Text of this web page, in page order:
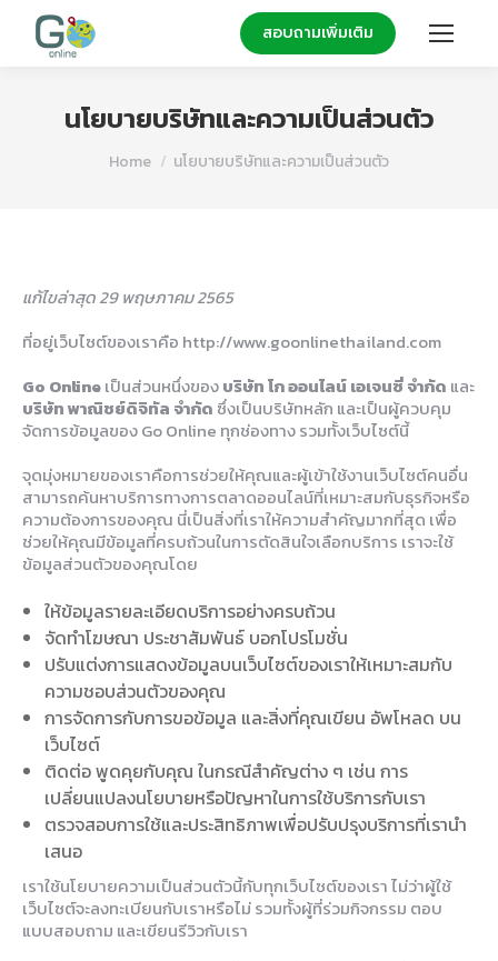
สอบถามเพิ่มเติม
นโยบายบริษัทและความเป็นส่วนตัว
You are here:
Home นโยบายบริษัทและความเป็นส่วนตัว
แก้ไขล่าสุด 29 พฤษภาคม 2565
ที่อยู่เว็บไซต์ของเราคือ http://www.goonlinethailand.com
Go Onlineเป็นส่วนหนึ่งของบริษัท โก ออนไลน์ เอเจนซี่จำกัด และ
บริษัท พาณิชย์ดิจิทัล จำกัด ซึ่งเป็นบริษัทหลัก และเป็นผู้ควบคุม
จัดการข้อมูลของ Go Online ทุกช่องทาง รวมทั้งเว็บไซต์นี้
จุดมุ่งหมายของเราคือการช่วยให้คุณและผู้เข้าใช้งานเว็บไซต์คนอื่น
สามารถค้นหาบริการทางการตลาดออนไลน์ที่เหมาะสมกับธุรกิจหรือ
ความต้องการของคุณ นี่เป็นสิ่งที่เราให้ความสำคัญมากที่สุด เพื่อ
ช่วยให้คุณมีข้อมูลที่ครบถ้วนในการตัดสินใจเลือกบริการ เราจะใช้
ข้อมูลส่วนตัวของคุณโดย
ให้ข้อมูลรายละเอียดบริการอย่างครบถ้วน
จัดทำโฆษณา ประชาสัมพันธ์ บอกโปรโมชั่น
ปรับแต่งการแสดงข้อมูลบนเว็บไซต์ของเราให้เหมาะสมกับ
ความชอบส่วนตัวของคุณ
การจัดการกับการขอข้อมูล และสิ่งที่คุณเขียน อัพโหลด บน
เว็บไซต์
ติดต่อ พูดคุยกับคุณ ในกรณีสำคัญต่าง ๆ เช่น การ
เปลี่ยนแปลงนโยบายหรือปัญหาในการใช้บริการกับเรา
ตรวจสอบการใช้และประสิทธิภาพเพื่อปรับปรุงบริการที่เรานำ
เสนอ
เราใช้นโยบายความเป็นส่วนตัวนี้กับทุกเว็บไซต์ของเรา ไม่ว่าผู้ใช้
เว็บไซต์จะลงทะเบียนกับเราหรือไม่ รวมทั้งผู้ที่ร่วมกิจกรรม ตอบ
แบบสอบถาม และเขียนรีวิวกับเรา